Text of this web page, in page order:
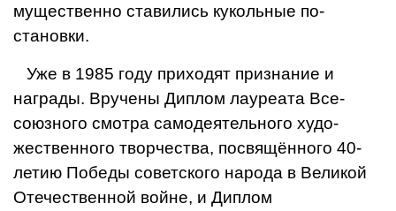
мущественно ставились кукольные по­
становки.
Уже в 1985 году приходят признание и
награды. Вручены Диплом лауреата Все­
союзного смотра самодеятельного худо­
жественного творчества, посвящённо­го 40-
летию Победы советского народа в Великой
Отечественной войне, и Ди­плом